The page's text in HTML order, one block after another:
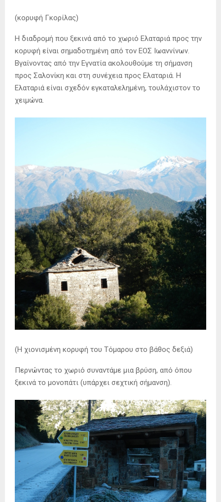
(κορυφή Γκορίλας)
Η διαδρομή που ξεκινά από το χωριό Ελαταριά προς την
κορυφή είναι σημαδοτημένη από τον ΕΟΣ Ιωαννίνων.
Βγαίνοντας από την Εγνατία ακολουθούμε τη σήμανση
προς Σαλονίκη και στη συνέχεια προς Ελαταριά. Η
Ελαταριά είναι σχεδόν εγκαταλελημένη, τουλάχιστον το
χειμώνα.
(Η χιονισμένη κορυφή του Τόμαρου στο βάθος δεξιά)
Περνώντας το χωριό συναντάμε μια βρύση, από όπου
ξεκινά το μονοπάτι (υπάρχει σεχτική σήμανση).